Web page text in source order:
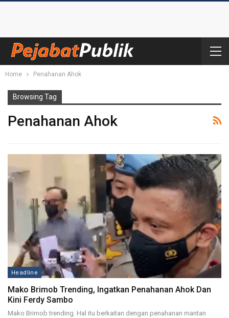
Home Penahanan Ahok
Browsing Tag
Penahanan Ahok
Headline
Mako Brimob Trending, Ingatkan Penahanan Ahok Dan
Kini Ferdy Sambo
Mako Brimob trending. Hal itu berkaitan dengan penahanan mantan